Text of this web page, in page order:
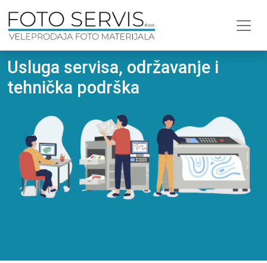
Usluga servisa, održavanje i
tehnička podrška